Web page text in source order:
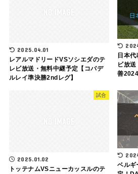
2025.04.01
レアルマドリードVSソシエダのテ
レビ放送・無料中継予定【コパデ
ルレイ準決勝2ndレグ】
日本
ビ放
善2024
試合
2025.01.02
トッテナムVSニューカッスルのテ
ベルギ